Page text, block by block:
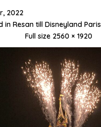
2022
inResan till Disneyland Paris
Full size 2560 × 1920